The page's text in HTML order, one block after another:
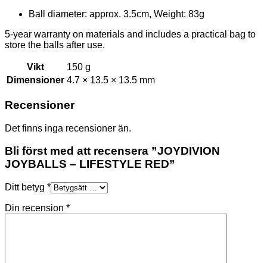
Ball diameter: approx. 3.5cm, Weight: 83g
5-year warranty on materials and includes a practical bag to
store the balls after use.
Vikt
150 g
Dimensioner 4.7 × 13.5 × 13.5 mm
Recensioner
Det finns inga recensioner än.
Bli först med att recensera ”JOYDIVION
JOYBALLS – LIFESTYLE RED”
Ditt betyg *
Din recension *